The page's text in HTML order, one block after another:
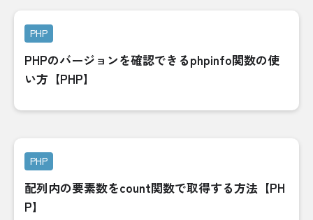
PHP
PHPのバージョンを確認できるphpinfo関数の使
い方【PHP】
PHP
配列内の要素数をcount関数で取得する方法【PH
P】